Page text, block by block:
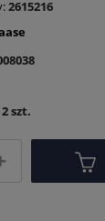
2615216
2 szt.